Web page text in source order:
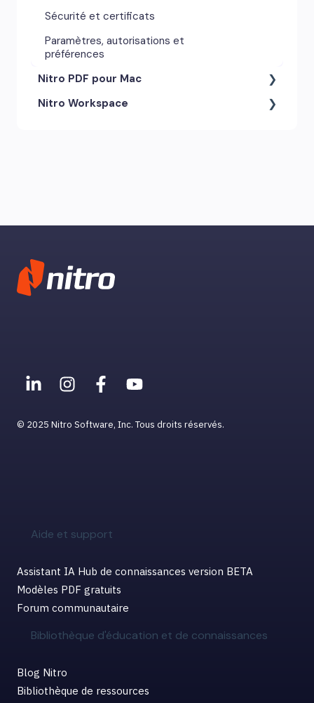
Sécurité et certificats
Paramètres, autorisations et
préférences
Nitro PDF pour Mac
Outils d'annotation et
Nitro Workspace
Aide et support
Assistant IA Hub de connaissances version BETA
Modèles PDF gratuits
Forum communautaire
Bibliothèque d'éducation et de connaissances
Blog Nitro
Bibliothèque de ressources
© 2025 Nitro Software, Inc. Tous droits réservés.